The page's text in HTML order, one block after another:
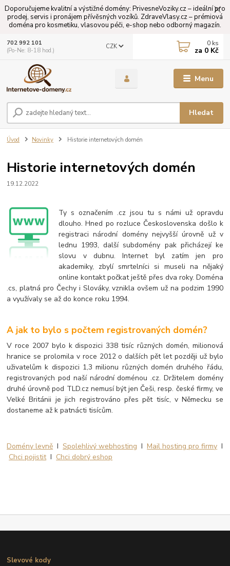
Doporučujeme kvalitní a výstižné domény: PrivesneVoziky.cz – ideální pro
prodej, servis i pronájem přívěsných vozíků. ZdraveVlasy.cz – prémiová
doména pro kosmetiku, vlasovou péči, e-shop nebo odborný magazín.
Menu
CZK
Hledat
702 992 101
(Po-Ne: 8-18 hod.)
0 ks
za 0 Kč
Úvod Novinky Historie internetových domén
Historie internetových domén
19.12.2022
Ty s označením .cz jsou tu s námi už opravdu
dlouho. Hned po rozluce Československa došlo k
registraci národní domény nejvyšší úrovně už v
lednu 1993, další subdomény pak přicházejí ke
slovu v dubnu. Internet byl zatím jen pro
akademiky, zbylí smrtelníci si museli na nějaký
online kontakt počkat ještě přes dva roky. Doména
.cs, platná pro Čechy i Slováky, vznikla ovšem už na podzim 1990
a využívaly se až do konce roku 1994.
A jak to bylo s počtem registrovaných domén?
V roce 2007 bylo k dispozici 338 tisíc různých domén, milionová
hranice se prolomila v roce 2012 o dalších pět let později už bylo
uživatelům k dispozici 1,3 milionu různých domén druhého řádu,
registrovaných pod naší národní doménou .cz. Držitelem domény
druhé úrovně pod TLD.cz nemusí být jen Češi, resp. české firmy, ve
Velké Británii je jich registrováno přes pět tisíc, v Německu se
dostaneme až k patnácti tisícům.
Domény levně ISpolehlivý webhosting IMail hosting pro firmy I
Chci pojistitI Chci dobrý eshop
Slevové kody